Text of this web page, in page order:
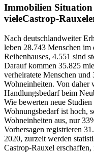
Immobilien
vieleCastrop-
Nach deutschlandweiter
leben 28.743 Menschen im
Reihenhauses, 4.551 sind
Darauf kommen 35.825
verheiratete Menschen
Wohneinheiten. Von daher
Handlungsbedarf beim
Wie bewerten neue
Wohnungsbedarf ist hoch,
Wohneinheiten aus, nur
Vorhersagen registrieren
2020, zurzeit werden
Castrop-Rauxel